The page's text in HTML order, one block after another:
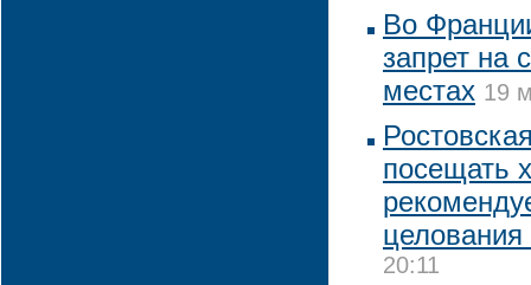
Во
запрет на
местах 19
посещать
целования
20:11